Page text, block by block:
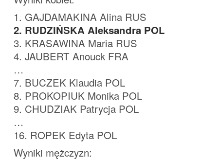
1. GAJDAMAKINA Alina RUS
2. RUDZIŃSKA Aleksandra POL
3. KRASAWINA Maria RUS
4. JAUBERT Anouck FRA
…
7. BUCZEK Klaudia POL
8. PROKOPIUK Monika POL
9. CHUDZIAK Patrycja POL
…
16. ROPEK Edyta POL
Wyniki mężczyzn: